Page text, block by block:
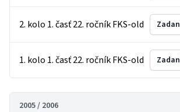
2. kolo 1. časť 22. ročník FKS-old
1. kolo 1. časť 22. ročník FKS-old
2005 / 2006